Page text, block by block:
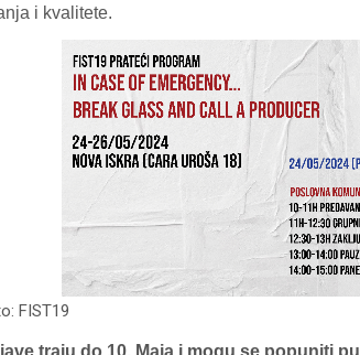
i kvalitete.
FIST19
traju do 10. Maja i mogu se popuniti